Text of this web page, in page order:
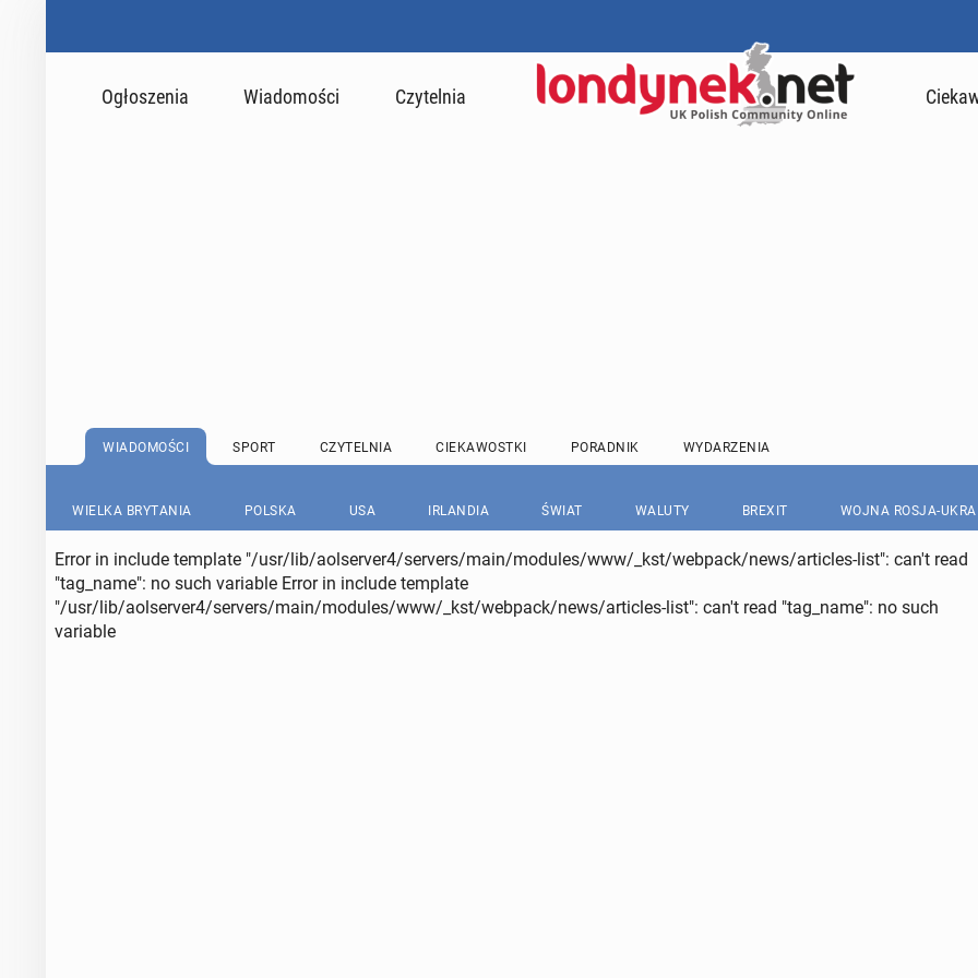
Ogłoszenia Wiadomości Czytelnia
WIADOMOŚCI SPORT CZYTELNIA CIEKAWOSTKI PORADNIK WYDARZENIA
WIELKA BRYTANIA POLSKA USA IRLANDIA ŚWIAT WALUTY BREXIT WOJNA ROSJA-
Error in include template "/usr/lib/aolserver4/servers/main/modules/www/_kst/webpack/news/articles-list": can't read
"tag_name": no such variable Error in include template
"/usr/lib/aolserver4/servers/main/modules/www/_kst/webpack/news/articles-list": can't read "tag_name": no such
variable